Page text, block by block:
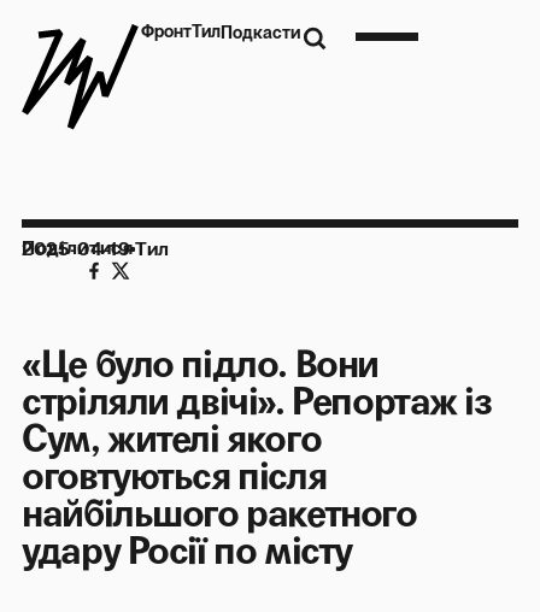
ФронтТилПодкасти
2025-04-19Тил
«Це було підло. Вони
стріляли двічі». Репортаж із
Сум, жителі якого
оговтуються після
найбільшого ракетного
удару Росії по місту
Поділитися